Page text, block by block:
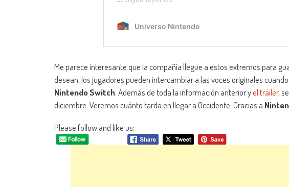
Me parece interesante que la compañía llegue a estos extremos para
desean, los jugadores pueden intercambiar a las voces originales
Nintendo Switch. Además de toda la información anterior yel tráiler,
diciembre. Veremos cuánto tarda en llegar a Occidente. Gracias a
Please follow and like us: